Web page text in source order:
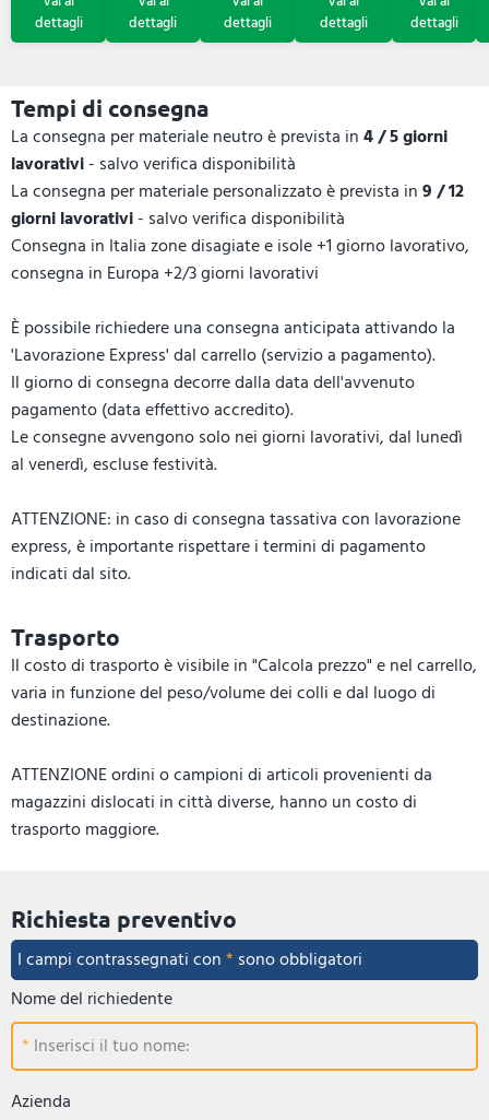
Tempi di consegna
La consegna per materiale neutro è prevista in4 / 5 giorni
lavorativi- salvo verifica disponibilità
La consegna per materiale personalizzato è prevista in9 / 12
giorni lavorativi- salvo verifica disponibilità
Consegna in Italia zone disagiate e isole +1 giorno lavorativo,
consegna in Europa +2/3 giorni lavorativi
È possibile richiedere una consegna anticipata attivando la
'Lavorazione Express' dal carrello (servizio a pagamento).
Il giorno di consegna decorre dalla data dell'avvenuto
pagamento (data effettivo accredito).
Le consegne avvengono solo nei giorni lavorativi, dal lunedì
al venerdì, escluse festività.
ATTENZIONE: in caso di consegna tassativa con lavorazione
express, è importante rispettare i termini di pagamento
indicati dal sito.
Trasporto
Il costo di trasporto è visibile in "Calcola prezzo" e nel carrello,
varia in funzione del peso/volume dei colli e dal luogo di
destinazione.
ATTENZIONE ordini o campioni di articoli provenienti da
magazzini dislocati in città diverse, hanno un costo di
trasporto maggiore.
Richiesta preventivo
I campi contrassegnati con* sono obbligatori
Nome del richiedente
Inserisci il tuo nome:
Azienda